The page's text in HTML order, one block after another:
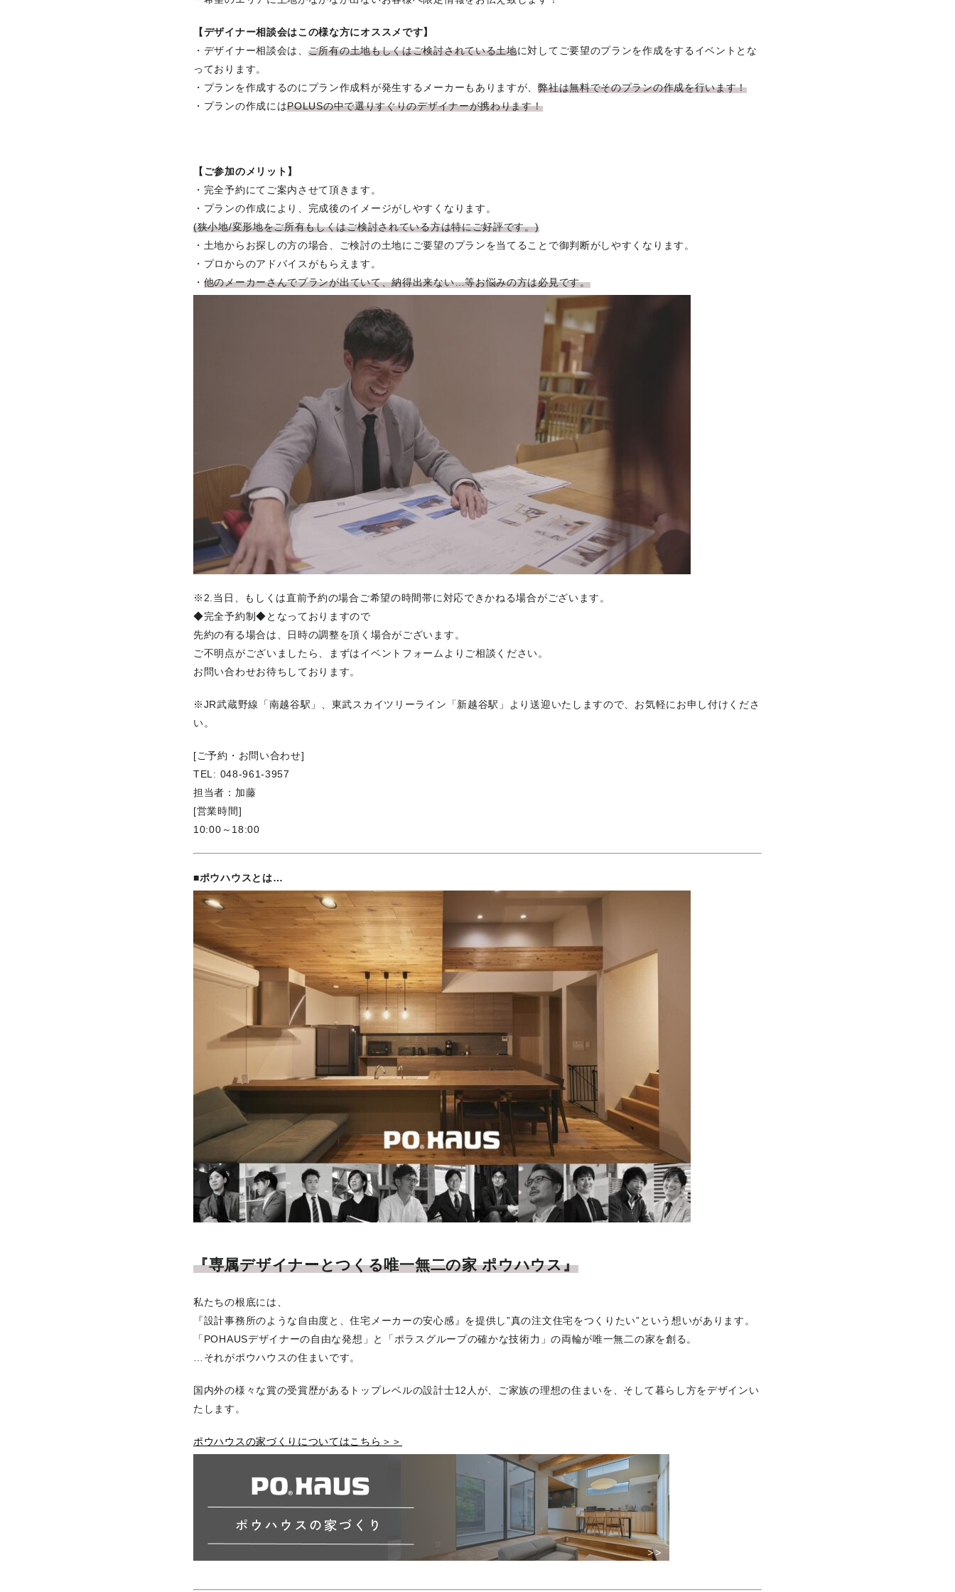
【デザイナー相談会はこの様な方にオススメです】
・デザイナー相談会は、 ご所有の土地もしくはご検討されている土地に対してご要望のプランを作成をするイベントとな
っております。
・プランを作成するのにプラン作成料が発生するメーカーもありますが、弊社は無料でそのプランの作成を行います！
・プランの作成にはPOLUSの中で選りすぐりのデザイナーが携わります！
【ご参加のメリット】
・完全予約にてご案内させて頂きます。
・プランの作成により、完成後のイメージがしやすくなります。
(狭小地/変形地をご所有もしくはご検討されている方は特にご好評です。)
・土地からお探しの方の場合、ご検討の土地にご要望のプランを当てることで御判断がしやすくなります。
・プロからのアドバイスがもらえます。
・ 他のメーカーさんでプランが出ていて、納得出来ない…等お悩みの方は必見です。
※2.当日、もしくは直前予約の場合ご希望の時間帯に対応できかねる場合がございます。
◆完全予約制◆となっておりますので
先約の有る場合は、日時の調整を頂く場合がございます。
ご不明点がございましたら、まずはイベントフォームよりご相談ください。
お問い合わせお待ちしております。
※JR武蔵野線「南越谷駅」、東武スカイツリーライン「新越谷駅」より送迎いたしますので、お気軽にお申し付けくださ
い。
[ご予約・お問い合わせ]
TEL: 048-961-3957
担当者：加藤
[営業時間]
10:00～18:00
■ポウハウスとは…
『専属デザイナーとつくる唯一無二の家 ポウハウス』
私たちの根底には、
『設計事務所のような自由度と、住宅メーカーの安心感』を提供し”真の注文住宅をつくりたい”という想いがあります。
「POHAUSデザイナーの自由な発想」と「ポラスグループの確かな技術力」の両輪が唯一無二の家を創る。
…それがポウハウスの住まいです。
国内外の様々な賞の受賞歴があるトップレベルの設計士12人が、ご家族の理想の住まいを、そして暮らし方をデザインい
たします。
ポウハウスの家づくりについてはこちら＞＞